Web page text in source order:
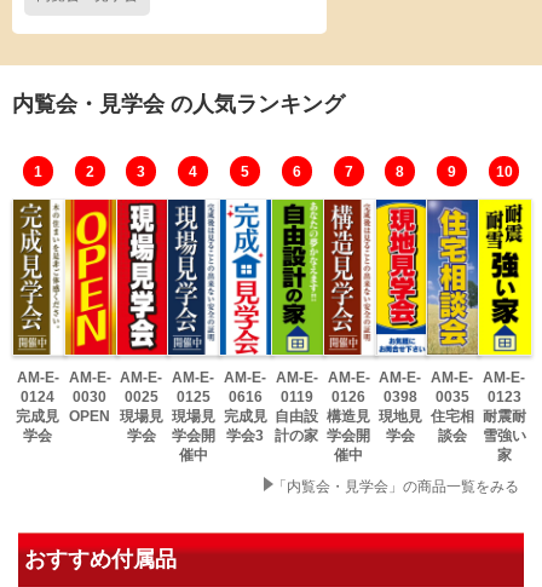
内覧会・見学会 の人気ランキング
1
AM-E-
0124
完成見
学会
2
AM-E-
0030
OPEN
3
AM-E-
0025
現場見
学会
4
AM-E-
0125
現場見
学会開
催中
5
AM-E-
0616
完成見
学会3
6
AM-E-
0119
自由設
計の家
7
AM-E-
0126
構造見
学会開
催中
8
AM-E-
0398
現地見
学会
9
AM-E-
0035
住宅相
談会
10
AM-E-
0123
耐震耐
雪強い
家
「内覧会・見学会」の商品一覧をみる
おすすめ付属品